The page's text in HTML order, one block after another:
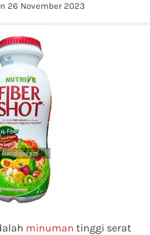
26 November 2023
minuman tinggi serat